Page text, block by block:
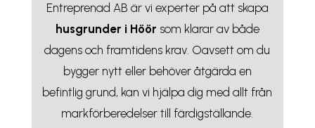
Entreprenad AB är vi experter på att skapa
husgrunder i Höörsom klarar av både
dagens och framtidens krav. Oavsett om du
bygger nytt eller behöver åtgärda en
befintlig grund, kan vi hjälpa dig med allt från
markförberedelser till färdigställande.